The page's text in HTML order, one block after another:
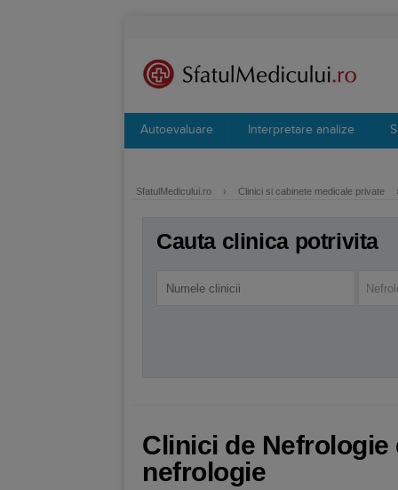
Autoevaluare Interpretare analize
SfatulMedicului.ro › Clinici si cabinete medicale private
Cauta clinica potrivita
Clinici de
nefrologie